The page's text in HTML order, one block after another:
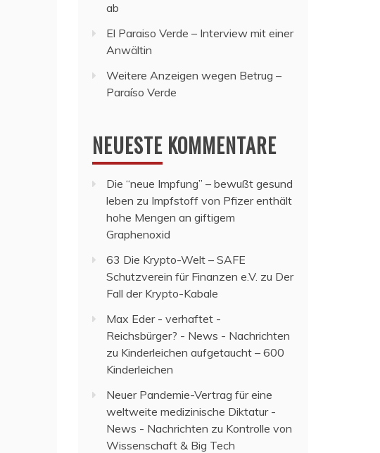
ab
El Paraiso Verde – Interview mit einer
Anwältin
Weitere Anzeigen wegen Betrug –
Paraíso Verde
NEUESTE KOMMENTARE
Die “neue Impfung” – bewußt gesund
leben zu Impfstoff von Pfizer enthält
hohe Mengen an giftigem
Graphenoxid
63 Die Krypto-Welt – SAFE
Schutzverein für Finanzen e.V. zu Der
Fall der Krypto-Kabale
Max Eder - verhaftet -
Reichsbürger? - News - Nachrichten
zu Kinderleichen aufgetaucht – 600
Kinderleichen
Neuer Pandemie-Vertrag für eine
weltweite medizinische Diktatur -
News - Nachrichten zu Kontrolle von
Wissenschaft & Big Tech